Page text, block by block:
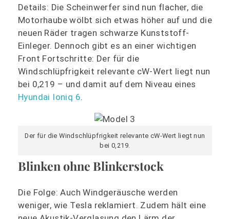
Details: Die Scheinwerfer sind nun flacher, die
Motorhaube wölbt sich etwas höher auf und die
neuen Räder tragen schwarze Kunststoff-
Einleger. Dennoch gibt es an einer wichtigen
Front Fortschritte: Der für die
Windschlüpfrigkeit relevante cW-Wert liegt nun
bei 0,219 – und damit auf dem Niveau eines
Hyundai Ioniq 6.
Der für die Windschlüpfrigkeit relevante cW-Wert liegt nun
bei 0,219.
Blinken ohne Blinkerstock
Die Folge: Auch Windgeräusche werden
weniger, wie Tesla reklamiert. Zudem hält eine